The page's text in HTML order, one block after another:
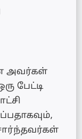
அவர்கள்
பேட்டி